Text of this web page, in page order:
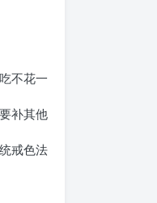
不花一
补其他
戒色法